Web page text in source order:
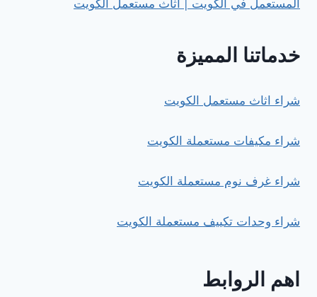
المستعمل في الكويت | اثاث مستعمل الكويت
خدماتنا المميزة
شراء اثاث مستعمل الكويت
شراء مكيفات مستعملة الكويت
شراء غرف نوم مستعملة الكويت
شراء وحدات تكييف مستعملة الكويت
اهم الروابط